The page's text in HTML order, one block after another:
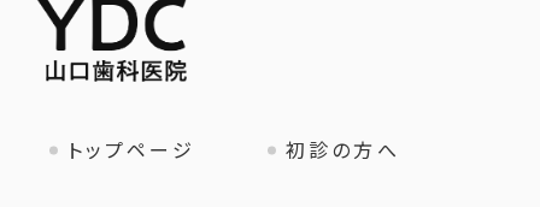
トップページ 初診の方へ